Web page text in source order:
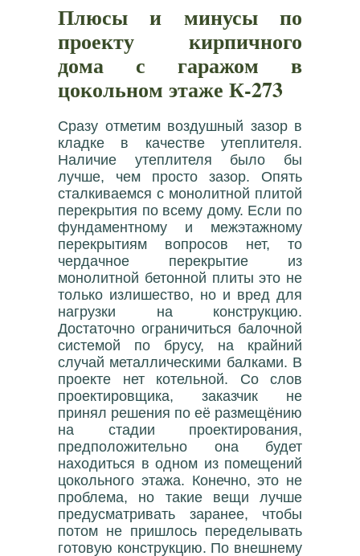
Плюсы и минусы по
проекту кирпичного
дома с гаражом в
цокольном этаже К-273
Сразу отметим воздушный зазор в
кладке в качестве утеплителя.
Наличие утеплителя было бы
лучше, чем просто зазор. Опять
сталкиваемся с монолитной плитой
перекрытия по всему дому. Если по
фундаментному и межэтажному
перекрытиям вопросов нет, то
чердачное перекрытие из
монолитной бетонной плиты это не
только излишество, но и вред для
нагрузки на конструкцию.
Достаточно ограничиться балочной
системой по брусу, на крайний
случай металлическими балками. В
проекте нет котельной. Со слов
проектировщика, заказчик не
принял решения по её размещёнию
на стадии проектирования,
предположительно она будет
находиться в одном из помещений
цокольного этажа. Конечно, это не
проблема, но такие вещи лучше
предусматривать заранее, чтобы
потом не пришлось переделывать
готовую конструкцию. По внешнему